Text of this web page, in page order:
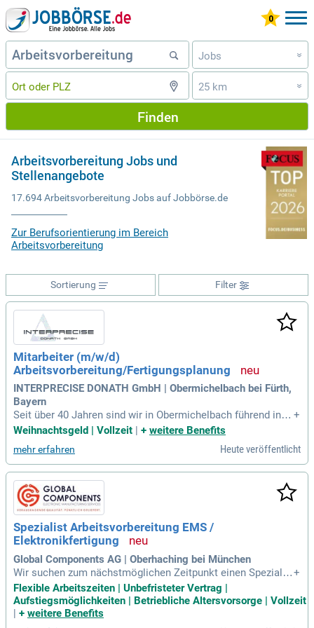
Jobs »
25 km »
Finden
Arbeitsvorbereitung Jobs und
Stellenangebote
17.694 Arbeitsvorbereitung Jobs auf Jobbörse.de
Zur Berufsorientierung im Bereich
Arbeitsvorbereitung
Filter
Sortierung
Mitarbeiter (m/w/d)
Arbeitsvorbereitung/Fertigungsplanung
INTERPRECISE DONATH GmbH | Obermichelbach bei Fürth,
Bayern
Seit über 40 Jahren sind wir in Obermichelbach führend in d
er Entwicklung und Fertigung von Wälzlagern. Unser engagie
sungen für diverse Branchen. Aktuell suchen wir einen Mitar
beiter (m/w/d) für die Arbeitsvorbereitung und Fertigungspla
nung. Zu den Aufgaben gehören das Erstellen von Arbeitspl
änen und die Feinplanung aller Arbeitsgänge. Zudem sind Si
e verantwortlich für die Bereitstellung von Halbzeugen und d
ie Planung der Maschinenbelegung. Nutzen Sie die Chance,
Teil eines innovativen Unternehmens zu werden und gestalt
en Sie gemeinsam mit uns die Zukunft des Wälzlager Engin
eerings!
+
Weihnachtsgeld | Vollzeit
+ weitere Benefits
mehr erfahren Heute veröffentlicht
Spezialist Arbeitsvorbereitung EMS /
Elektronikfertigung
Global Components AG | Oberhaching bei München
Wir suchen zum nächstmöglichen Zeitpunkt einen Spezialis
ten für Arbeitsvorbereitung in der EMS / Elektronikfertigung
(m/w/d) in Oberhaching bei München. Diese unbefristete Vo
llzeitstelle bietet flexible Arbeitszeiten und spannende Hera
+
Flexible Arbeitszeiten | Unbefristeter Vertrag |
Aufstiegsmöglichkeiten | Betriebliche Altersvorsorge | Vollzeit
| + weitere Benefits